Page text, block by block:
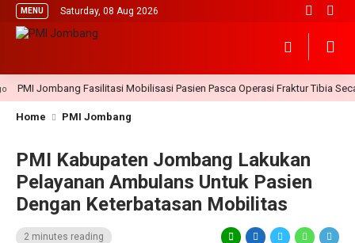
MENU Saturday, 08 Aug 2026
Jombang Fasilitasi Mobilisasi Pasien Pasca Operasi Fraktur Tibia Secara
Home PMI Jombang
PMI Kabupaten Jombang Lakukan
Pelayanan Ambulans Untuk Pasien
Dengan Keterbatasan Mobilitas
2 minutes reading